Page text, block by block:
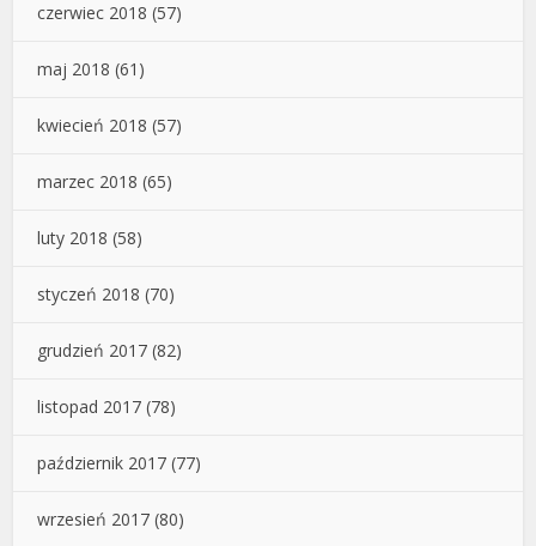
czerwiec 2018 (57)
maj 2018 (61)
kwiecień 2018 (57)
marzec 2018 (65)
luty 2018 (58)
styczeń 2018 (70)
grudzień 2017 (82)
listopad 2017 (78)
październik 2017 (77)
wrzesień 2017 (80)